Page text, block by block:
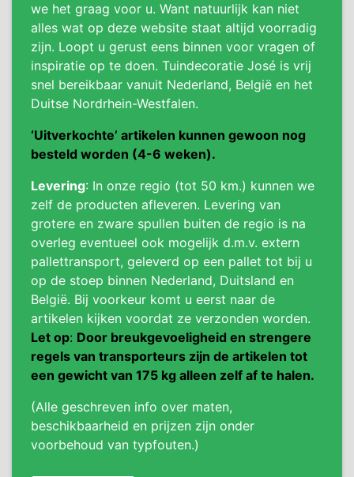
we het graag voor u. Want natuurlijk kan niet
alles wat op deze website staat altijd voorradig
zijn. Loopt u gerust eens binnen voor vragen of
inspiratie op te doen. Tuindecoratie José is vrij
snel bereikbaar vanuit Nederland, België en het
Duitse Nordrhein-Westfalen.
‘Uitverkochte’ artikelen kunnen gewoon nog
besteld worden (4-6 weken).
Levering: In onze regio (tot 50 km.) kunnen we
zelf de producten afleveren. Levering van
grotere en zware spullen buiten de regio is na
overleg eventueel ook mogelijk d.m.v. extern
pallettransport, geleverd op een pallet tot bij u
op de stoep binnen Nederland, Duitsland en
België. Bij voorkeur komt u eerst naar de
artikelen kijken voordat ze verzonden worden.
Let op: Door breukgevoeligheid en strengere
regels van transporteurs zijn de artikelen tot
een gewicht van 175 kg alleen zelf af te halen.
(Alle geschreven info over maten,
beschikbaarheid en prijzen zijn onder
voorbehoud van typfouten.)